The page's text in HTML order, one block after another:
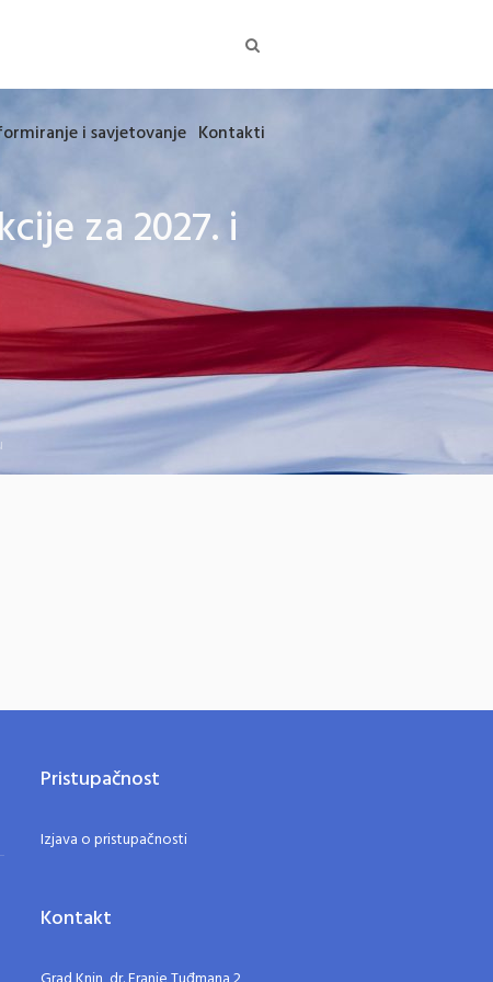
i savjetovanje Kontakti
za 2027. i
Pristupačnost
Izjava o pristupačnosti
Kontakt